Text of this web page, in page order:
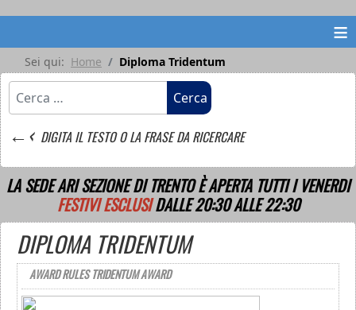
≡
Sei qui: Home
Diploma Tridentum
Cerca
Cerca
←‹ DIGITA IL TESTO O LA FRASE DA RICERCARE
LA SEDE ARI SEZIONE DI TRENTO È APERTA TUTTI I VENERDI
FESTIVI ESCLUSI DALLE 20:30 ALLE 22:30
DIPLOMA TRIDENTUM
AWARD RULES TRIDENTUM AWARD